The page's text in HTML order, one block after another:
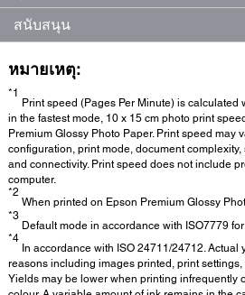
สนับสนุน
หมายเหตุ:
*1
Print speed (Pages Per Minute) is
in the fastest mode, 10 x 15 cm photo print
Premium Glossy Photo Paper. Print speed may
configuration, print mode, document
and connectivity. Print speed does not include
computer.
*2
When printed on Epson Premium Glossy
*3
Default mode in accordance with ISO7779
*4
In accordance with ISO 24711/24712.
reasons including images printed, print
Yields may be lower when printing infrequently